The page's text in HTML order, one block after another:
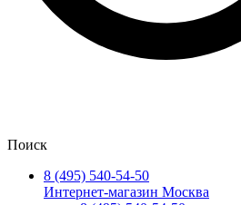
Поиск
8 (495) 540-54-50
Интернет-магазин Москва